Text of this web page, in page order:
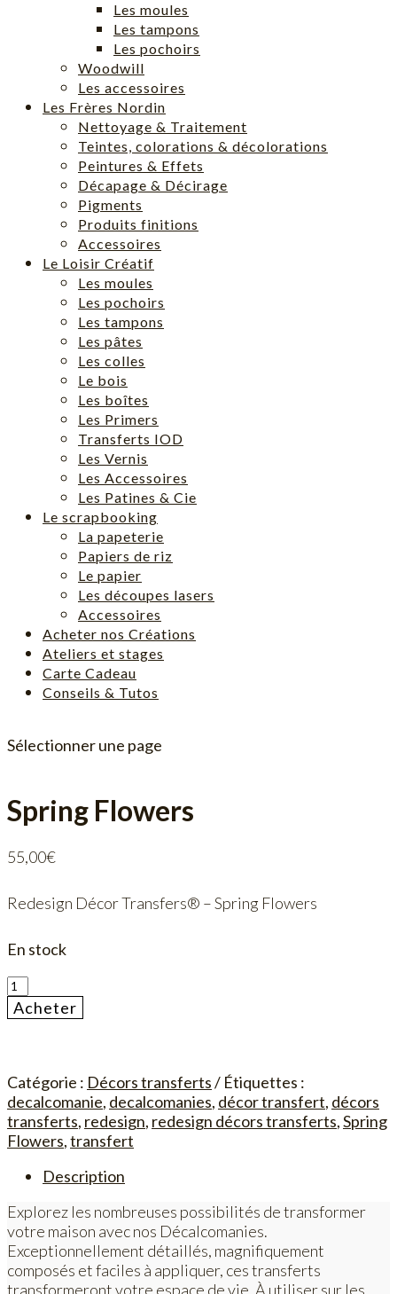
Les moules
Les tampons
Les pochoirs
Woodwill
Les accessoires
Les Frères Nordin
Nettoyage & Traitement
Teintes, colorations & décolorations
Peintures & Effets
Décapage & Décirage
Pigments
Produits finitions
Accessoires
Le Loisir Créatif
Les moules
Les pochoirs
Les tampons
Les pâtes
Les colles
Le bois
Les boîtes
Les Primers
Transferts IOD
Les Vernis
Les Accessoires
Les Patines & Cie
Le scrapbooking
La papeterie
Papiers de riz
Le papier
Les découpes lasers
Accessoires
Acheter nos Créations
Ateliers et stages
Carte Cadeau
Conseils & Tutos
Sélectionner une page
Spring Flowers
55,00€
Redesign Décor Transfers® – Spring Flowers
En stock
quantité
de
Spring
Acheter
Catégorie : Décors transferts
Étiquettes :
decalcomanie, decalcomanies, décor transfert, décors
transferts, redesign, redesign décors transferts,Spring
Flowers,transfert
Description
Explorez les nombreuses possibilités de transformer
votre maison avec nos Décalcomanies.
Exceptionnellement détaillés, magnifiquement
composés et faciles à appliquer, ces transferts
transformeront votre espace de vie. À utiliser sur les